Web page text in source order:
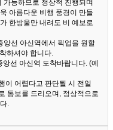
가능하므로 정상적 진행되며
아름다운 비행 풍경이 만들
한방울만 내려도 비 예보로
앙선 아신역에서 픽업을 원할
하셔야 합니다.
선 아신역 도착바랍니다. (예
이 어렵다고 판단될 시 전일
통보를 드리오며, 정상적으로
.